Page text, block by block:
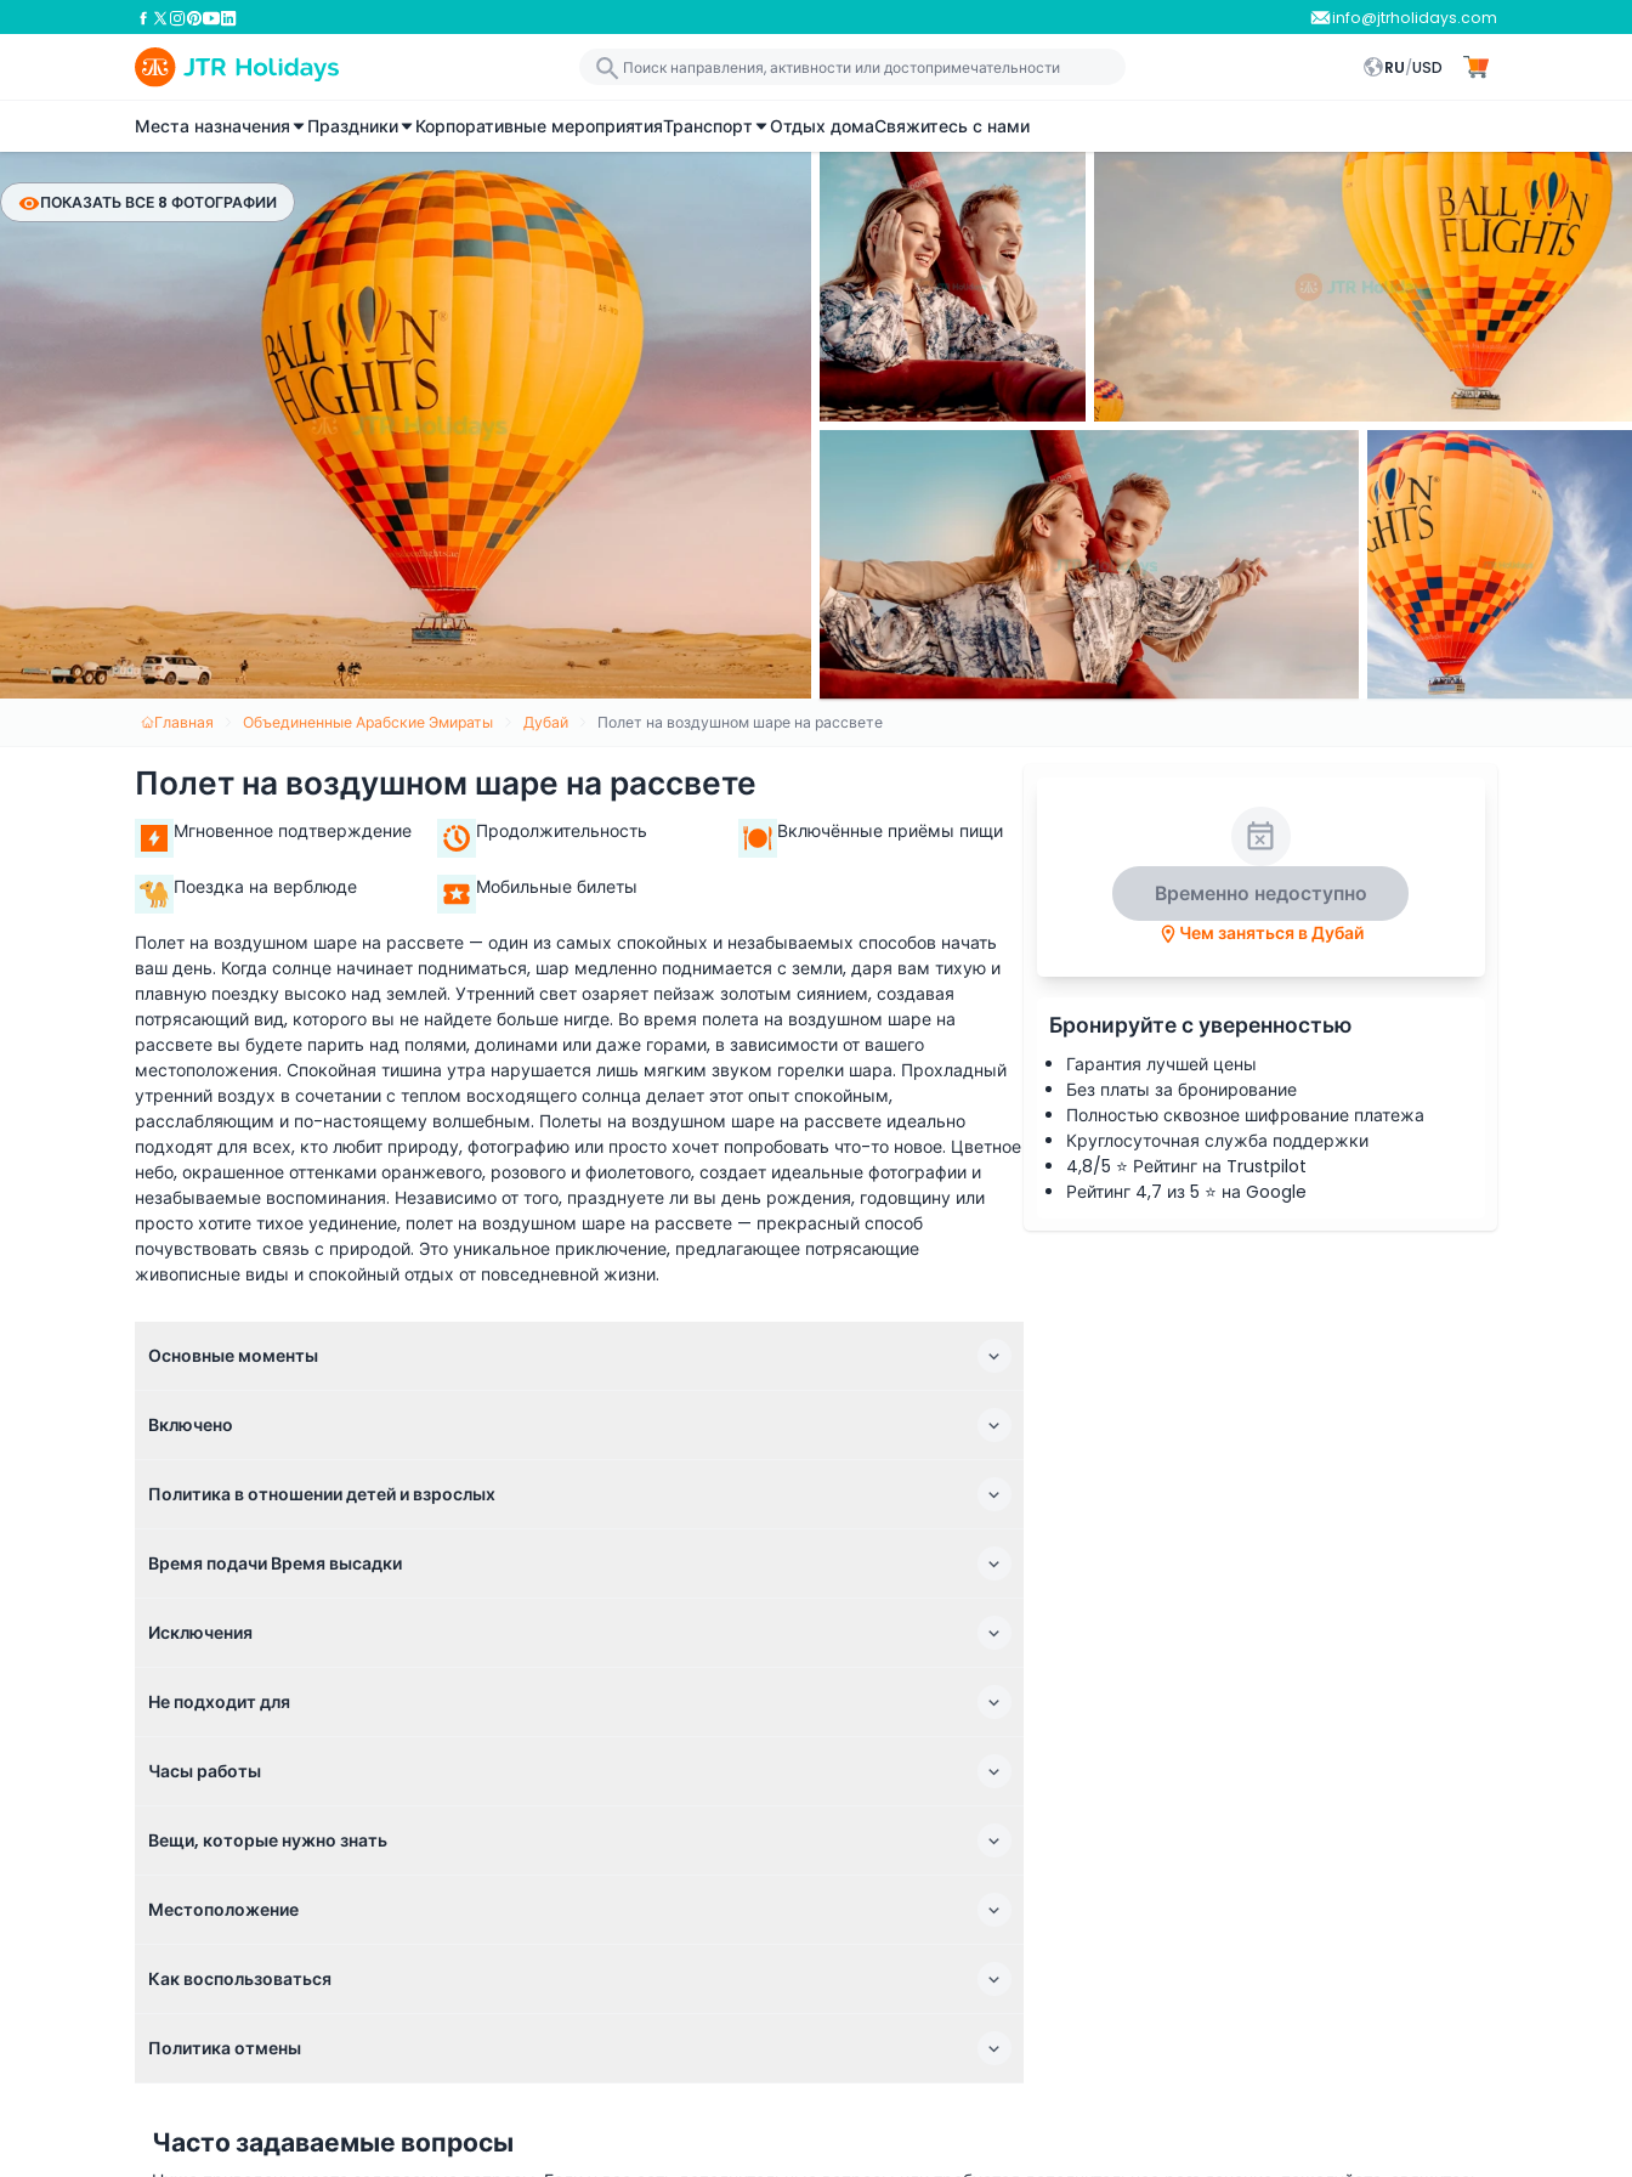
info@jtrholidays.com
RU/USD
Места назначения Праздники Корпоративные мероприятияТранспорт Отдых домаСвяжитесь с нами
ПОКАЗАТЬ ВСЕ 8 ФОТОГРАФИИ
Главная Объединенные Арабские Эмираты Дубай Полет на воздушном шаре на рассвете
Полет на воздушном шаре на рассвете
Мгновенное подтверждение Продолжительность Включённые приёмы пищи
Поездка на верблюде Мобильные билеты
Полет на воздушном шаре на рассвете — один из самых спокойных и незабываемых способов начать
ваш день. Когда солнце начинает подниматься, шар медленно поднимается с земли, даря вам тихую и
плавную поездку высоко над землей. Утренний свет озаряет пейзаж золотым сиянием, создавая
потрясающий вид, которого вы не найдете больше нигде. Во время полета на воздушном шаре на
рассвете вы будете парить над полями, долинами или даже горами, в зависимости от вашего
местоположения. Спокойная тишина утра нарушается лишь мягким звуком горелки шара. Прохладный
утренний воздух в сочетании с теплом восходящего солнца делает этот опыт спокойным,
расслабляющим и по-настоящему волшебным. Полеты на воздушном шаре на рассвете идеально
подходят для всех, кто любит природу, фотографию или просто хочет попробовать что-то новое. Цветное
небо, окрашенное оттенками оранжевого, розового и фиолетового, создает идеальные фотографии и
незабываемые воспоминания. Независимо от того, празднуете ли вы день рождения, годовщину или
просто хотите тихое уединение, полет на воздушном шаре на рассвете — прекрасный способ
почувствовать связь с природой. Это уникальное приключение, предлагающее потрясающие
живописные виды и спокойный отдых от повседневной жизни.
Основные моменты
Включено
Политика в отношении детей и взрослых
Время подачи Время высадки
Исключения
Не подходит для
Часы работы
Вещи, которые нужно знать
Местоположение
Как воспользоваться
Политика отмены
Временно недоступно
Чем заняться в Дубай
Бронируйте с уверенностью
Гарантия лучшей цены
Без платы за бронирование
Полностью сквозное шифрование платежа
Круглосуточная служба поддержки
4,8/5 ⭐ Рейтинг на Trustpilot
Рейтинг 4,7 из 5 ⭐ на Google
Часто задаваемые вопросы